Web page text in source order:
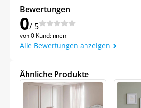
Bewertungen
0/ 5
von 0 Kund:innen
Alle Bewertungen anzeigen
Ähnliche Produkte
Jetzt
auf Ihre erste Bestellung